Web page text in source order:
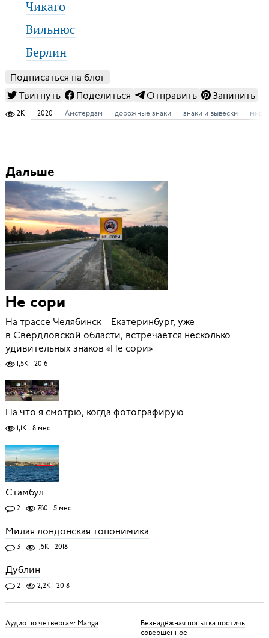
Чикаго
Вильнюс
Берлин
Подписаться на блог
Твитнуть
Поделиться Отправить Запинить
2K 2020 Амстердам дорожные знаки знаки и вывески мир
Дальше
Не сори
На трассе Челябинск—Екатеринбург, уже
в Свердловской области, встречается несколько
удивительных знаков «Не сори»
1,5K 2016
На что я смотрю, когда фотографирую
1,1K 8 мес
Cтамбул
2 760 5 мес
Милая лондонская топонимика
3 1,5K 2018
Дублин
2 2,2K 2018
Аудио по четвергам: Manga
Безнадёжная попытка постичь
совершенное